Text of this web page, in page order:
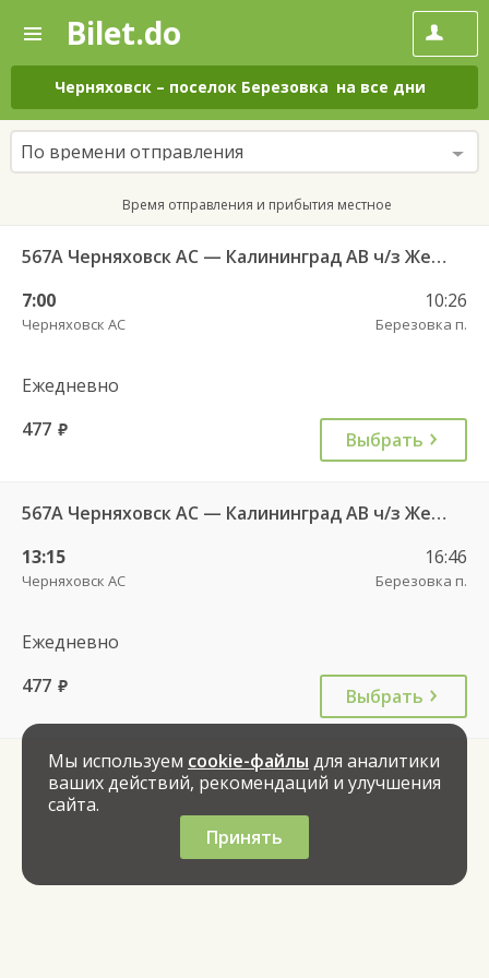
—
Поиск
и
покупка
билетов
на
автобус
онлайн
Bilet.do
Черняховск – поселок Березовка на все дни
По времени отправления
Время отправления и прибытия местное
567А Черняховск АС — Калининград АВ ч/з Железнодорожный КДП, Правдинск КДП
7:00
Черняховск АС
10:26
Березовка п.
Ежедневно
477 руб. Выбрать
567А Черняховск АС — Калининград АВ ч/з Железнодорожный КДП, Правдинск КДП
13:15
Черняховск АС
16:46
Березовка п.
Ежедневно
477 руб. Выбрать
Мы используем cookie-файлы для аналитики
ваших действий, рекомендаций и улучшения
сайта.
Принять